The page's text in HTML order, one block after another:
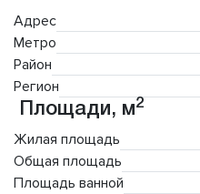
Адрес
Метро
Район
Регион
Площади, м2
Жилая площадь
Общая площадь
Площадь ванной